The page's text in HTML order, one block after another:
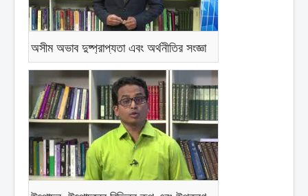
অসীম অভাব দুষ্প্রাপ্যতা এবং অর্থনীতির সংজ্ঞা